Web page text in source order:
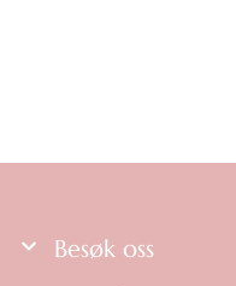
Besøk oss